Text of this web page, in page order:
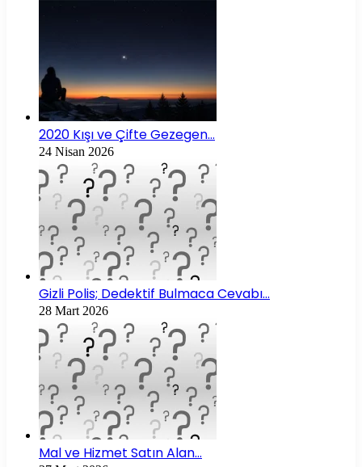
2020 Kışı ve Çifte Gezegen…
24 Nisan 2026
Gizli Polis; Dedektif Bulmaca Cevabı…
28 Mart 2026
Mal ve Hizmet Satın Alan…